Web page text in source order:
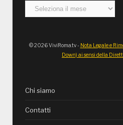
Archivi
© 2026 ViviRoma.tv - Nota Legale e
Down) ai sensi della
Chi siamo
Contatti